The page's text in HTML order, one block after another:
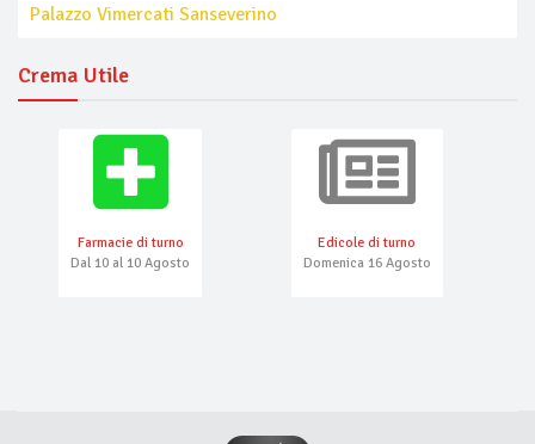
Palazzo Vimercati Sanseverino
Crema Utile
Farmacie di turno
Dal 10 al 10 Agosto
Edicole di turno
Domenica 16 Agosto